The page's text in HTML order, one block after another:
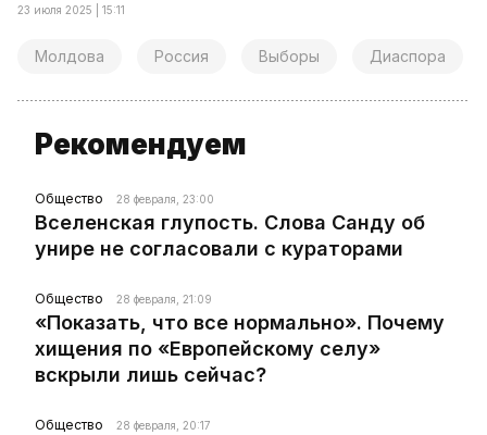
23 июля 2025 | 15:11
Молдова Россия Выборы Диаспора
Рекомендуем
Общество 28 февраля, 23:00
Вселенская глупость. Слова Санду об
унире не согласовали с кураторами
Общество 28 февраля, 21:09
«Показать, что все нормально». Почему
хищения по «Европейскому селу»
вскрыли лишь сейчас?
Общество 28 февраля, 20:17